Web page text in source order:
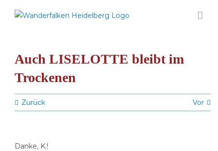
Inhalt
Auch LISELOTTE bleibt im
Trockenen
Zurück Vor
Danke, K.!